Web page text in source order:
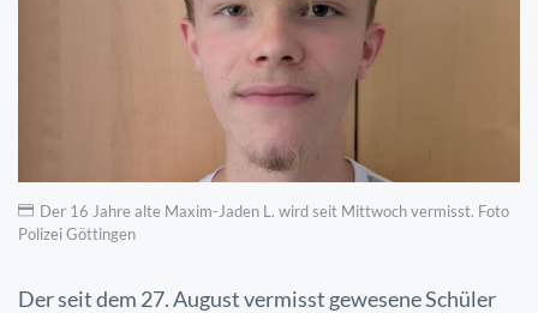
Der 16 Jahre alte Maxim-Jaden L. wird seit Mittwoch vermisst. Foto
Polizei Göttingen
Der seit dem 27. August vermisst gewesene Schüler